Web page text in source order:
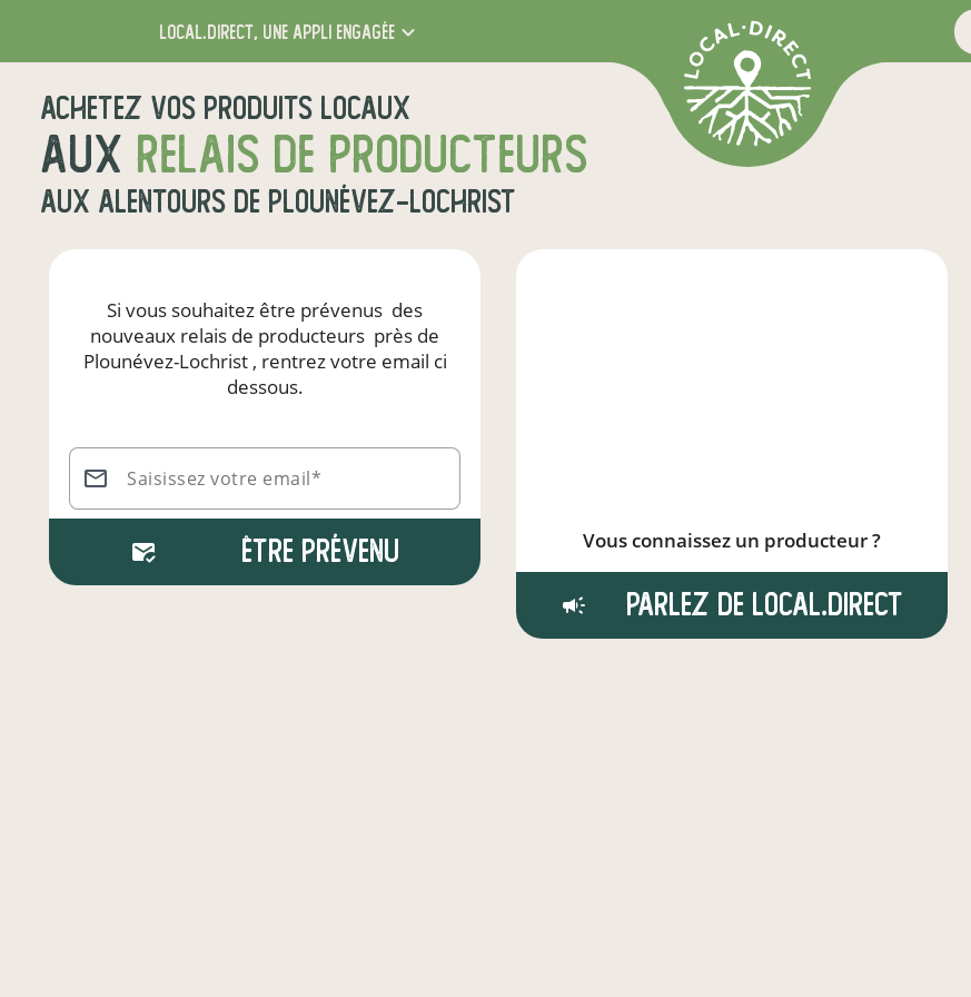
local.direct, une appli engagée
Achetez vos produits locaux
aux relais de producteurs
aux alentours de Plounévez-Lochrist
Si vous souhaitez être prévenus des
nouveaux relais de producteurs près de
Plounévez-Lochrist, rentrez votre email ci
dessous.
Saisissez votre email*
Être prévenu Vous connaissez un producteur ?
Parlez de local.direct